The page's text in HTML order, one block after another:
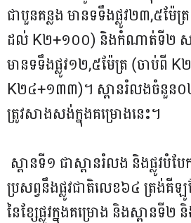
ជាបួនគន្លង មានទទឹងផ្លូវ២៣,៥ម៉ែ
ដល់ K២+១០០) និងកំណាត់ទី២ ស
មានទទឹងផ្លូវ១២,៥ម៉ែត្រ (ចាប់ពី
K២៤+១៣៣)។ ស្ពានរំលងចំនួន០២
ត្រូវសាងសង់ក្នុងគម្រោងនេះ។
ស្ពានទី១ ជាស្ពានរំលង និងផ្លូវបំ
ប្រសព្វនឹងផ្លូវជាតិលេខ៦៤ ត្រង់គី
នៃខ្សែផ្លូវក្នុងគម្រោង និងស្ពាន